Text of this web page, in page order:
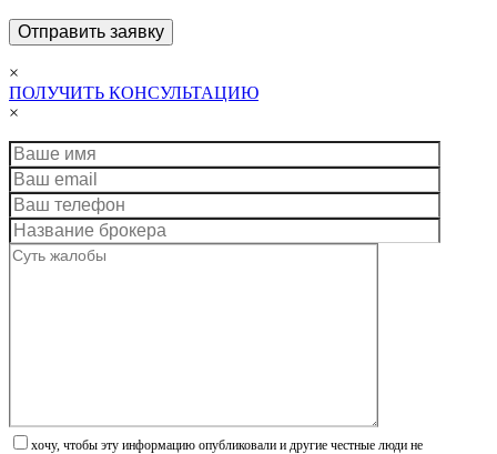
×
ПОЛУЧИТЬ КОНСУЛЬТАЦИЮ
×
хочу, чтобы эту информацию опубликовали и другие честные люди не